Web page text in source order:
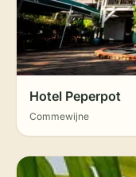
Hotel Peperpot
Commewijne